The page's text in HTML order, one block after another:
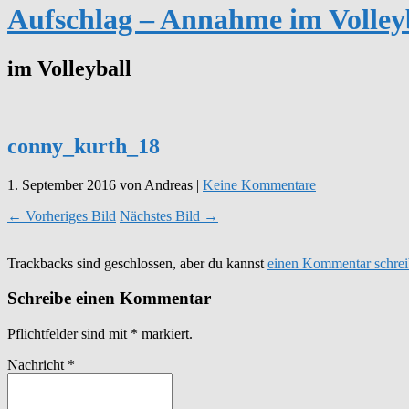
Aufschlag – Annahme im
im Volleyball
conny_kurth_18
1. September 2016 von Andreas | Keine Kommentare
← Vorheriges Bild Nächstes Bild →
Trackbacks sind geschlossen, aber du kannst einen Kommentar
Schreibe einen Kommentar
Pflichtfelder sind mit * markiert.
Nachricht *